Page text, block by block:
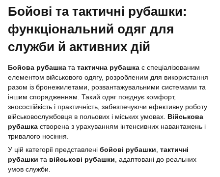
Бойові та тактичні рубашки:
функціональний одяг для
служби й активних дій
Бойова рубашка та тактична рубашка є спеціалізованим
елементом військового одягу, розробленим для використання
разом із бронежилетами, розвантажувальними системами та
іншим спорядженням. Такий одяг поєднує комфорт,
зносостійкість і практичність, забезпечуючи ефективну роботу
військовослужбовця в польових і міських умовах. Військова
рубашка створена з урахуванням інтенсивних навантажень і
тривалого носіння.
У цій категорії представлені бойові рубашки тактичні
рубашки та військові рубашки , адаптовані до реальних
умов служби.